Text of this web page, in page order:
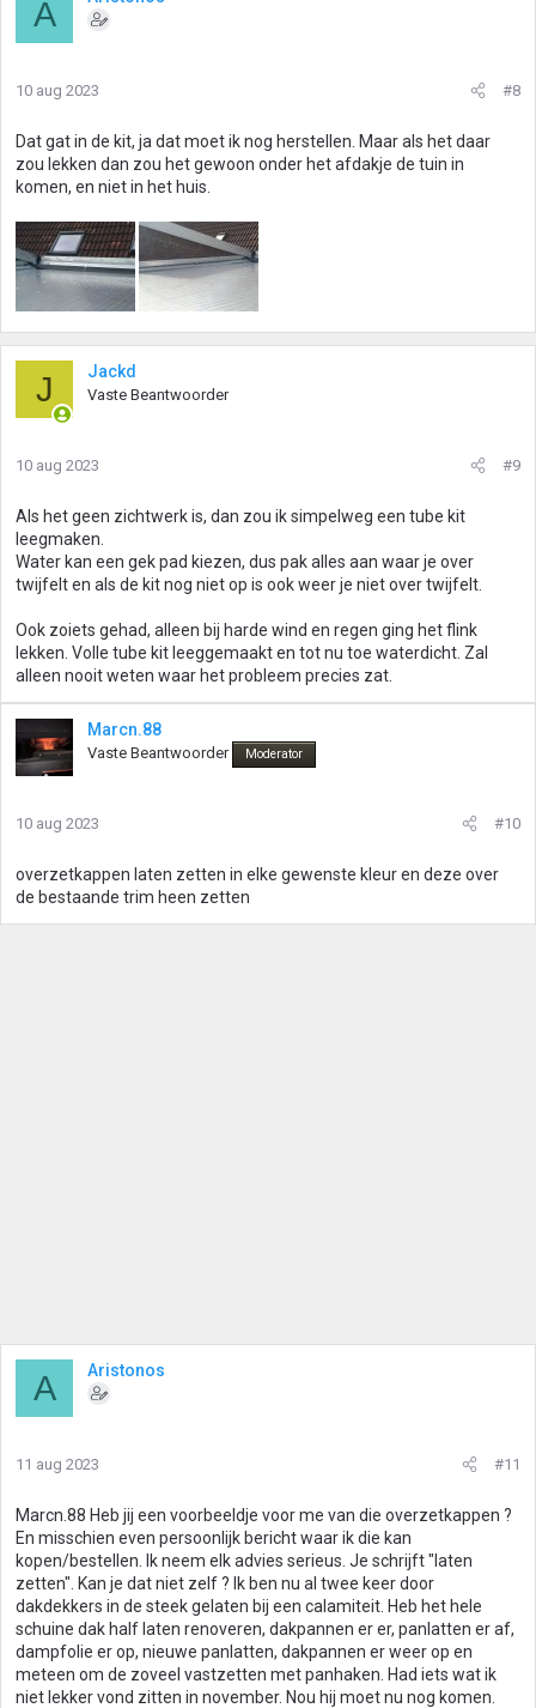
A
10 aug 2023 #8
Dat gat in de kit, ja dat moet ik nog herstellen. Maar als het daar
zou lekken dan zou het gewoon onder het afdakje de tuin in
komen, en niet in het huis.
J Jackd
Vaste Beantwoorder
10 aug 2023 #9
Als het geen zichtwerk is, dan zou ik simpelweg een tube kit
leegmaken.
Water kan een gek pad kiezen, dus pak alles aan waar je over
twijfelt en als de kit nog niet op is ook weer je niet over twijfelt.
Ook zoiets gehad, alleen bij harde wind en regen ging het flink
lekken. Volle tube kit leeggemaakt en tot nu toe waterdicht. Zal
alleen nooit weten waar het probleem precies zat.
Marcn.88
Vaste Beantwoorder Moderator
10 aug 2023 #10
overzetkappen laten zetten in elke gewenste kleur en deze over
de bestaande trim heen zetten
A Aristonos
11 aug 2023 #11
Marcn.88 Heb jij een voorbeeldje voor me van die overzetkappen ?
En misschien even persoonlijk bericht waar ik die kan
kopen/bestellen. Ik neem elk advies serieus. Je schrijft "laten
zetten". Kan je dat niet zelf ? Ik ben nu al twee keer door
dakdekkers in de steek gelaten bij een calamiteit. Heb het hele
schuine dak half laten renoveren, dakpannen er er, panlatten er af,
dampfolie er op, nieuwe panlatten, dakpannen er weer op en
meteen om de zoveel vastzetten met panhaken. Had iets wat ik
niet lekker vond zitten in november. Nou hij moet nu nog komen.